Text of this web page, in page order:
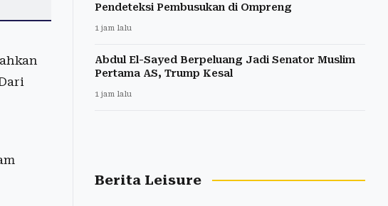
Pendeteksi Pembusukan di Ompreng
1 jam lalu
Abdul El-Sayed Berpeluang Jadi Senator Muslim
Pertama AS, Trump Kesal
1 jam lalu
Berita Leisure